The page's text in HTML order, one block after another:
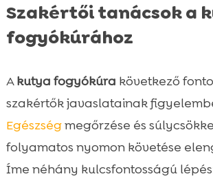
Szakértői tanácsok a
fogyókúrához
Akutya fogyókúra következő
szakértők javaslatainak
Egészségmegőrzése és
folyamatos nyomon követése
Íme néhány kulcsfontosságú